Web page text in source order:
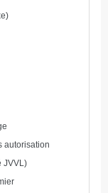
autorisation
JVVL)